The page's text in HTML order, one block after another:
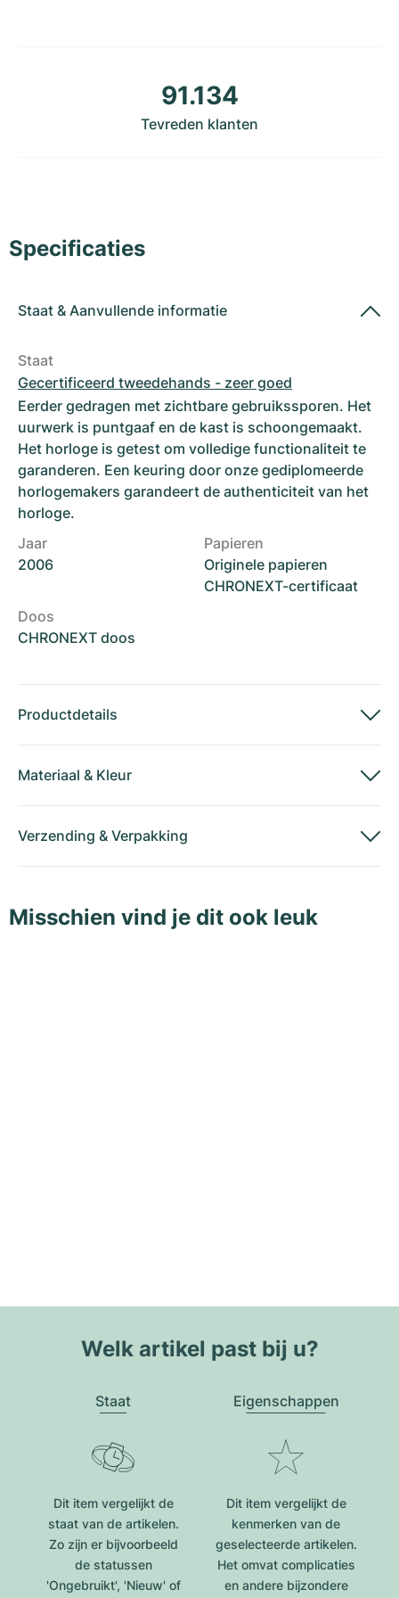
91.134
Tevreden klanten
Specificaties
Staat & Aanvullende informatie
Staat
Gecertificeerd tweedehands - zeer goed
Eerder gedragen met zichtbare gebruikssporen. Het
uurwerk is puntgaaf en de kast is schoongemaakt.
Het horloge is getest om volledige functionaliteit te
garanderen. Een keuring door onze gediplomeerde
horlogemakers garandeert de authenticiteit van het
horloge.
Jaar
2006
Papieren
Originele papieren
CHRONEXT-certificaat
Doos
CHRONEXT doos
Productdetails
Materiaal & Kleur
Verzending & Verpakking
Misschien vind je dit ook leuk
Welk artikel past bij u?
Staat
Dit item vergelijkt de
staat van de artikelen.
Zo zijn er bijvoorbeeld
de statussen
'Ongebruikt', 'Nieuw' of
Eigenschappen
Dit item vergelijkt de
kenmerken van de
geselecteerde artikelen.
Het omvat complicaties
en andere bijzondere